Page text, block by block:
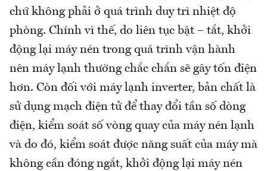
chứ không phải ở quá trình duy trì nhiệt độ
phòng. Chính vì thế, do liên tục bật – tắt, khởi
động lại máy nén trong quá trình vận hành
nên máy lạnh thường chắc chắn sẽ gây tốn điện
hơn. Còn đối với máy lạnh inverter, bản chất là
sử dụng mạch điện tử để thay đổi tần số dòng
điện, kiểm soát số vòng quay của máy nén lạnh
và do đó, kiểm soát được năng suất của máy mà
không cần đóng ngắt, khởi động lại máy nén